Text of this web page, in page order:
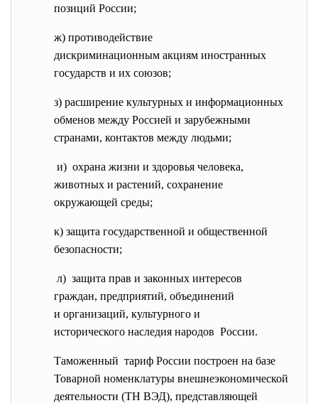
позиций России;
ж) противодействие
дискриминационным акциям иностранных
государств и их союзов;
з) расширение культурных и информационных
обменов между Россией и зарубежными
странами, контактов между людьми;
и) охрана жизни и здоровья человека,
животных и растений, сохранение
окружающей среды;
к) защита государственной и общественной
безопасности;
л) защита прав и законных интересов
граждан, предприятий, объединений
и организаций, культурного и
исторического наследия народов России.
Таможенный тариф России построен на базе
Товарной номенклатуры внешнеэкономической
деятельности (ТН ВЭД), представляющей